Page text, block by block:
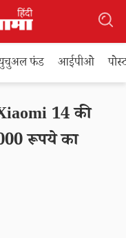
फंड आईपीओ
14 की
रूपये का